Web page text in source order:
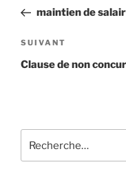
précédent
maintien de
Article
suivant
SUIVANT
Clause de non